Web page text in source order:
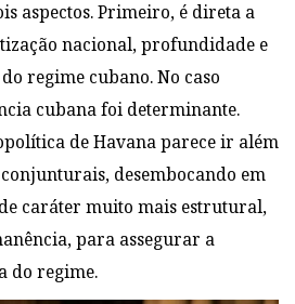
aspectos. Primeiro, é direta a
nacional, profundidade e
regime cubano. No caso
cubana foi determinante.
de Havana parece ir além
desembocando em
caráter muito mais estrutural,
para assegurar a
do regime.